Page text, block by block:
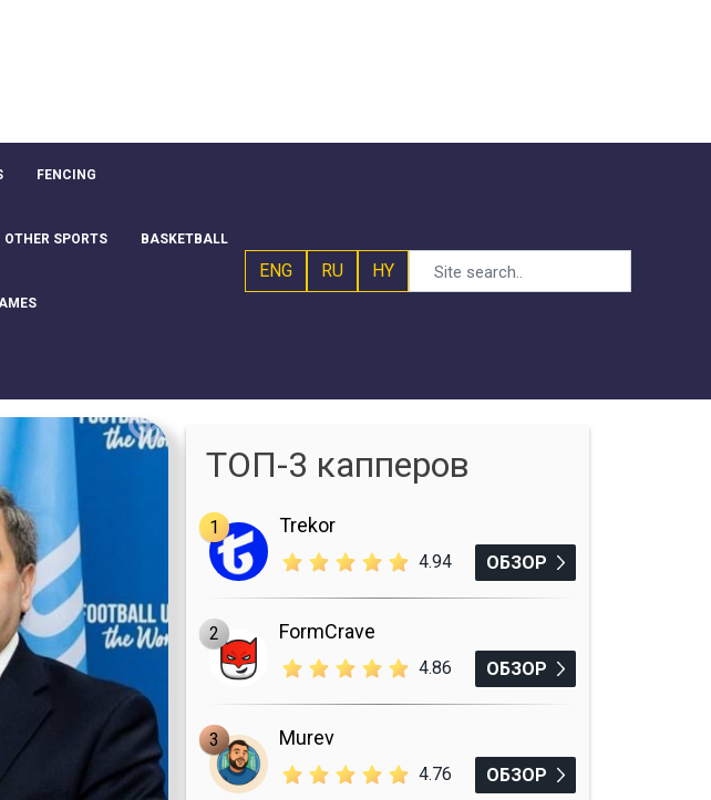
FENCING
OTHER SPORTS BASKETBALL
ENG RU HY
ТОП-3 капперов
1 Trekor
4.94 ОБЗОР
2 FormCrave
4.86 ОБЗОР
3 Murev
4.76 ОБЗОР